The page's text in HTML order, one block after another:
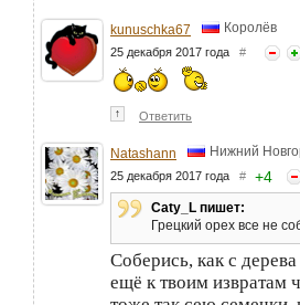
kunuschka67 Королёв
25 декабря 2017 года #
↑ Ответить
Natashann Нижний
25 декабря 2017 года # +4
Caty_L пишет:
Грецкий орех все не
Соберись, как с
ещё к твоим извратам